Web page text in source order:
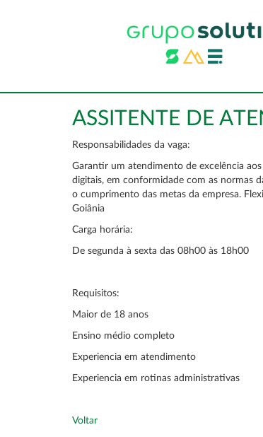
ASSITENTE DE
Responsabilidades da vaga:
Garantir um atendimento de excelência
digitais, em conformidade com as normas
o cumprimento das metas da empresa.
Goiânia
Carga horária:
De segunda à sexta das 08h00 às 18h00
Requisitos:
Maior de 18 anos
Ensino médio completo
Experiencia em atendimento
Experiencia em rotinas administrativas
Voltar